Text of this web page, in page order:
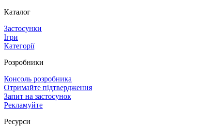
Каталог
Застосунки
Ігри
Категорії
Розробники
Консоль розробника
Отримайте підтвердження
Запит на застосунок
Рекламуйте
Ресурси